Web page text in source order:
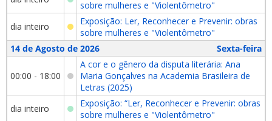
sobre mulheres e "Violentômetro"
dia inteiro
Exposição: Ler, Reconhecer e Prevenir: obras
sobre mulheres e "Violentômetro"
14 de Agosto de 2026
Sexta-feira
00:00 - 18:00
A cor e o gênero da disputa literária: Ana
Maria Gonçalves na Academia Brasileira de
Letras (2025)
dia inteiro
Exposição: “Ler, Reconhecer e Prevenir: obras
sobre mulheres e "Violentômetro"